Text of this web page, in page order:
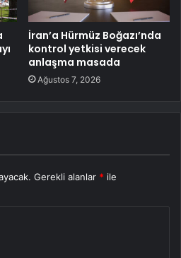
İran’a Hürmüz Boğazı’nda
kontrol yetkisi verecek
anlaşma masada
Ağustos 7, 2026
Gerekli alanlar * ile